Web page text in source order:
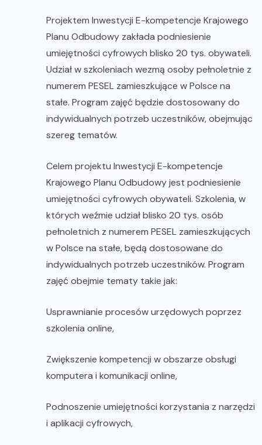
Projektem Inwestycji E-kompetencje Krajowego
Planu Odbudowy zakłada podniesienie
umiejętności cyfrowych blisko 20 tys. obywateli.
Udział w szkoleniach wezmą osoby pełnoletnie z
numerem PESEL zamieszkujące w Polsce na
stałe. Program zajęć będzie dostosowany do
indywidualnych potrzeb uczestników, obejmując
szereg tematów.
Celem projektu Inwestycji E-kompetencje
Krajowego Planu Odbudowy jest podniesienie
umiejętności cyfrowych obywateli. Szkolenia, w
których weźmie udział blisko 20 tys. osób
pełnoletnich z numerem PESEL zamieszkujących
w Polsce na stałe, będą dostosowane do
indywidualnych potrzeb uczestników. Program
zajęć obejmie tematy takie jak:
Usprawnianie procesów urzędowych poprzez
szkolenia online,
Zwiększenie kompetencji w obszarze obsługi
komputera i komunikacji online,
Podnoszenie umiejętności korzystania z narzędzi
i aplikacji cyfrowych,